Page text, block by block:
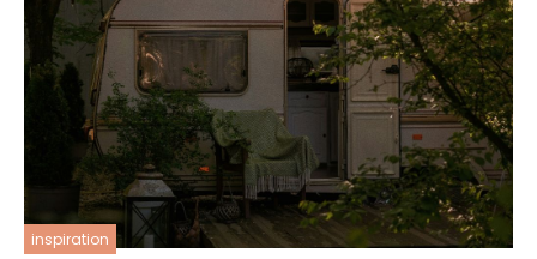
inspiration